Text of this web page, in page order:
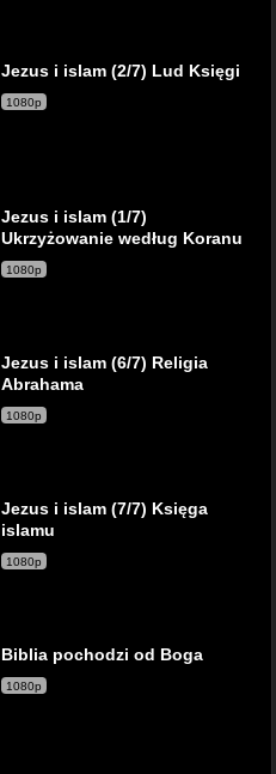
Jezus i islam (2/7) Lud Księgi
1080p
Jezus i islam (1/7)
Ukrzyżowanie według Koranu
1080p
Jezus i islam (6/7) Religia
Abrahama
1080p
Jezus i islam (7/7) Księga
islamu
1080p
Biblia pochodzi od Boga
1080p